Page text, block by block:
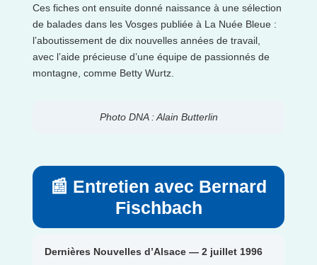
Ces fiches ont ensuite donné naissance à une sélection
de balades dans les Vosges publiée à La Nuée Bleue :
l’aboutissement de dix nouvelles années de travail,
avec l’aide précieuse d’une équipe de passionnés de
montagne, comme Betty Wurtz.
Photo DNA : Alain Butterlin
📰 Entretien avec Bernard
Fischbach
Dernières Nouvelles d’Alsace — 2 juillet 1996